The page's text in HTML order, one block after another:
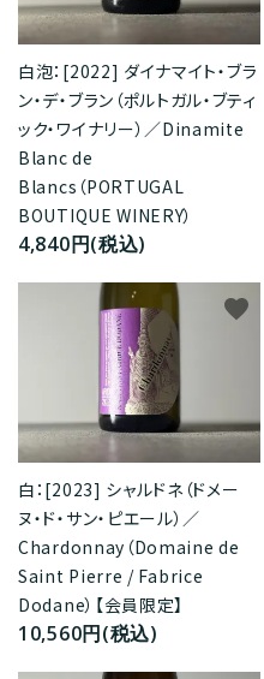
白泡：[2022] ダイナマイト・ブラ
ン・デ・ブラン（ポルトガル・ブティ
ック・ワイナリー）／Dinamite
Blanc de
Blancs（PORTUGAL
BOUTIQUE WINERY）
4,840円(税込)
白：[2023] シャルドネ（ドメー
ヌ・ド・サン・ピエール）／
Chardonnay（Domaine de
Saint Pierre / Fabrice
Dodane）【会員限定】
10,560円(税込)
favorite